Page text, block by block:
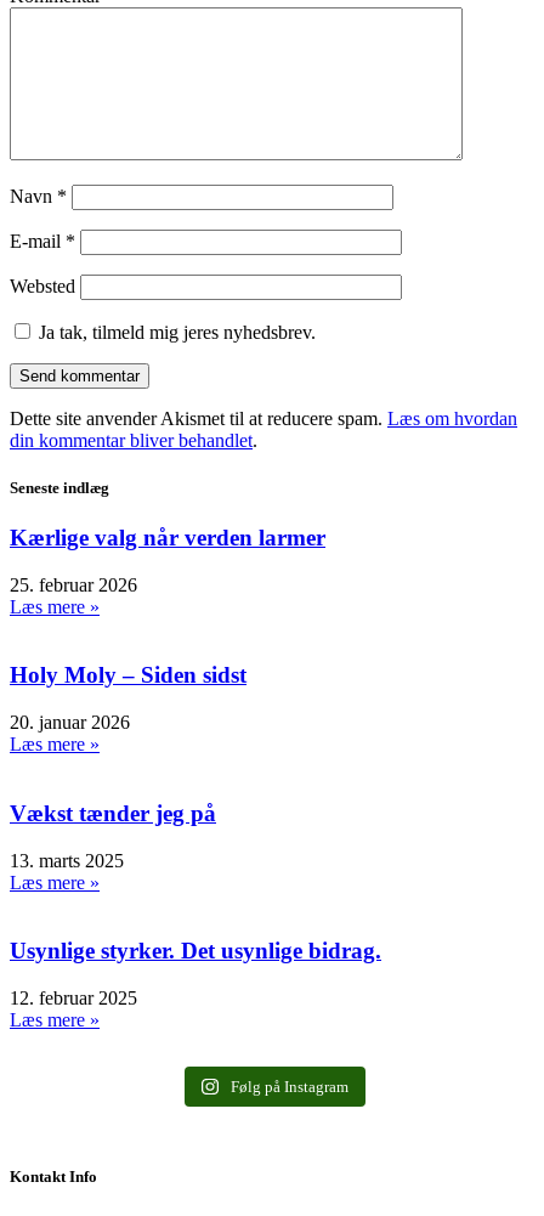
Navn *
E-mail *
Websted
Ja tak, tilmeld mig jeres nyhedsbrev.
Dette site anvender Akismet til at reducere spam. Læs om hvordan
din kommentar bliver behandlet.
Seneste indlæg
Kærlige valg når verden larmer
25. februar 2026
Læs mere »
Holy Moly – Siden sidst
20. januar 2026
Læs mere »
Vækst tænder jeg på
13. marts 2025
Læs mere »
Usynlige styrker. Det usynlige bidrag.
12. februar 2025
Læs mere »
Følg på Instagram
Kontakt Info